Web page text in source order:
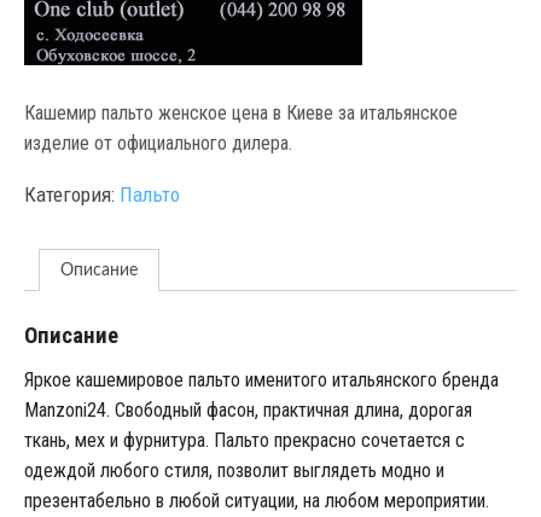
Кашемир пальто женское цена в Киеве за итальянское
изделие от официального дилера.
Категория: Пальто
Описание
Описание
Яркое кашемировое пальто именитого итальянского бренда
Manzoni24. Свободный фасон, практичная длина, дорогая
ткань, мех и фурнитура. Пальто прекрасно сочетается с
одеждой любого стиля, позволит выглядеть модно и
презентабельно в любой ситуации, на любом мероприятии.